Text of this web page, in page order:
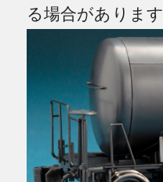
る場合があります